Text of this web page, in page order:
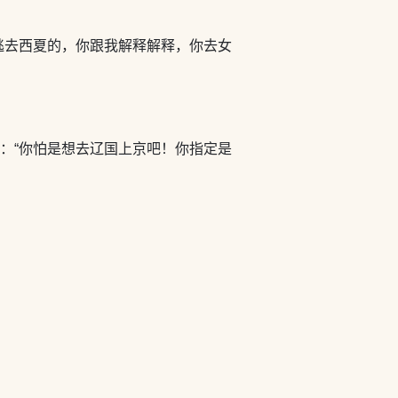
西夏的，你跟我解释解释，你去女
“你怕是想去辽国上京吧！你指定是